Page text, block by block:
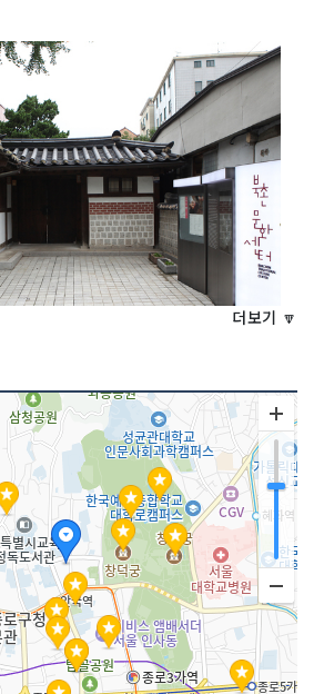
북촌문화센터는 서울시에서 조성한 한옥
이며, 시민의 문화향유를 위한 곳이다. 그
리고 주민문화공간으로 개방하여 우리의
전통문화를 체험할 수 있는 다양한 기회
를 제공한다. 조선말기 세도가였던 '민재
무관댁'부지에 세워진 북촌문화센터는 서
울시가 '계동마님댁'으로도 잘 알려진 이
곳을 매입, 외관 개보수를 마치고 2002
년 10월 29일 개관하였다.
더보기 🔽